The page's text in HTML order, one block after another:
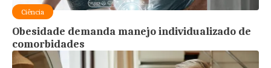
Ciência
Obesidade demanda manejo individualizado de
comorbidades